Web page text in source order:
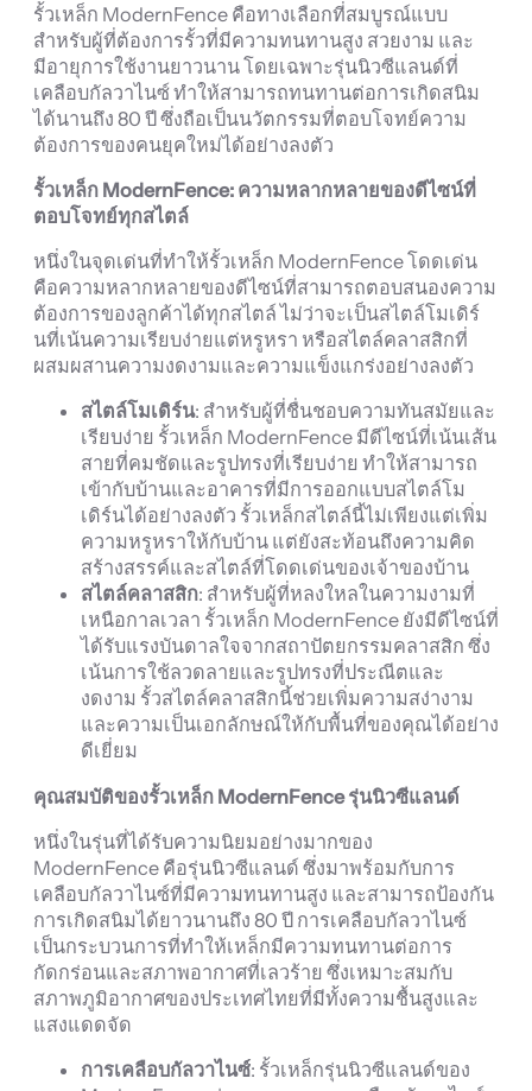
รั้วเหล็ก ModernFence คือทางเลือกที่สมบูรณ์แบบ
สำหรับผู้ที่ต้องการรั้วที่มีความทนทานสูง สวยงาม และ
มีอายุการใช้งานยาวนาน โดยเฉพาะรุ่นนิวซีแลนด์ที่
เคลือบกัลวาไนซ์ ทำให้สามารถทนทานต่อการเกิดสนิม
ได้นานถึง 80 ปี ซึ่งถือเป็นนวัตกรรมที่ตอบโจทย์ความ
ต้องการของคนยุคใหม่ได้อย่างลงตัว
รั้วเหล็ก ModernFence: ความหลากหลายของดีไซน์ที่
ตอบโจทย์ทุกสไตล์
หนึ่งในจุดเด่นที่ทำให้รั้วเหล็ก ModernFence โดดเด่น
คือความหลากหลายของดีไซน์ที่สามารถตอบสนองความ
ต้องการของลูกค้าได้ทุกสไตล์ ไม่ว่าจะเป็นสไตล์โมเดิร์
นที่เน้นความเรียบง่ายแต่หรูหรา หรือสไตล์คลาสสิกที่
ผสมผสานความงดงามและความแข็งแกร่งอย่างลงตัว
สไตล์โมเดิร์น: สำหรับผู้ที่ชื่นชอบความทันสมัยและ
เรียบง่าย รั้วเหล็ก ModernFence มีดีไซน์ที่เน้นเส้น
สายที่คมชัดและรูปทรงที่เรียบง่าย ทำให้สามารถ
เข้ากับบ้านและอาคารที่มีการออกแบบสไตล์โม
เดิร์นได้อย่างลงตัว รั้วเหล็กสไตล์นี้ไม่เพียงแต่เพิ่ม
ความหรูหราให้กับบ้าน แต่ยังสะท้อนถึงความคิด
สร้างสรรค์และสไตล์ที่โดดเด่นของเจ้าของบ้าน
สไตล์คลาสสิก: สำหรับผู้ที่หลงใหลในความงามที่
เหนือกาลเวลา รั้วเหล็ก ModernFence ยังมีดีไซน์ที่
ได้รับแรงบันดาลใจจากสถาปัตยกรรมคลาสสิก ซึ่ง
เน้นการใช้ลวดลายและรูปทรงที่ประณีตและ
งดงาม รั้วสไตล์คลาสสิกนี้ช่วยเพิ่มความสง่างาม
และความเป็นเอกลักษณ์ให้กับพื้นที่ของคุณได้อย่าง
ดีเยี่ยม
คุณสมบัติของรั้วเหล็ก ModernFenceรุ่นนิวซีแลนด์
หนึ่งในรุ่นที่ได้รับความนิยมอย่างมากของ
ModernFence คือรุ่นนิวซีแลนด์ ซึ่งมาพร้อมกับการ
เคลือบกัลวาไนซ์ที่มีความทนทานสูง และสามารถป้องกัน
การเกิดสนิมได้ยาวนานถึง 80 ปี การเคลือบกัลวาไนซ์
เป็นกระบวนการที่ทำให้เหล็กมีความทนทานต่อการ
กัดกร่อนและสภาพอากาศที่เลวร้าย ซึ่งเหมาะสมกับ
สภาพภูมิอากาศของประเทศไทยที่มีทั้งความชื้นสูงและ
แสงแดดจัด
การเคลือบกัลวาไนซ์: รั้วเหล็กรุ่นนิวซีแลนด์ของ